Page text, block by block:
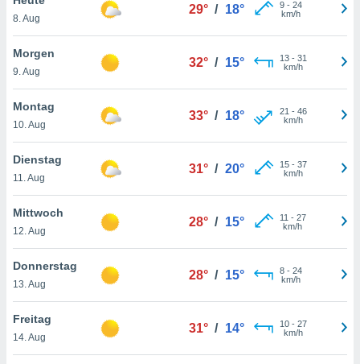
oder
Partner
es uns
das
der
Profil zu
Ihnen
finden
. Sie
jederzeit
Rand
8. Aug
29° / 18° 9- 24
km/h
Morgen
9. Aug
32° / 15° 13- 31
km/h
Montag
10. Aug
33° / 18° 21 - 46
km/h
Dienstag
11. Aug
31° / 20° 15- 37
km/h
Mittwoch
12. Aug
28° / 15° 11 - 27
km/h
Donnerstag
13. Aug
28° / 15° 8- 24
km/h
Freitag
14. Aug
31° / 14° 10- 27
km/h